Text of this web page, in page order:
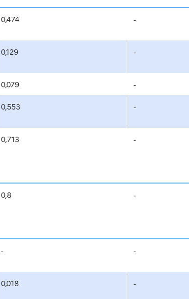
0,474 -
0,129 -
0,079 -
0,553 -
0,713 -
0,8 -
- -
0,018 -